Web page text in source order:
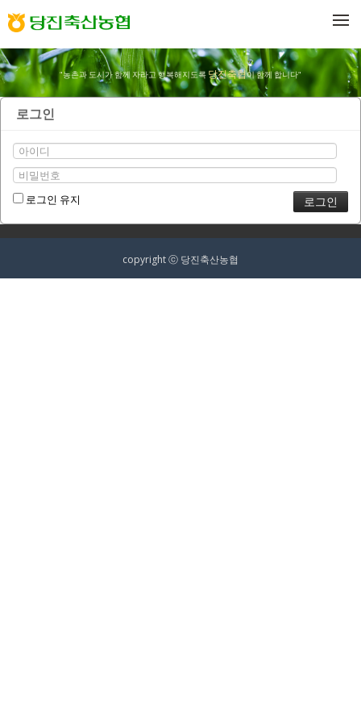
"농촌과 도시가 함께 자라고 행복해지도록 당진축협이 함께 합니다"
로그인
로그인 유지
copyright ⓒ 당진축산농협